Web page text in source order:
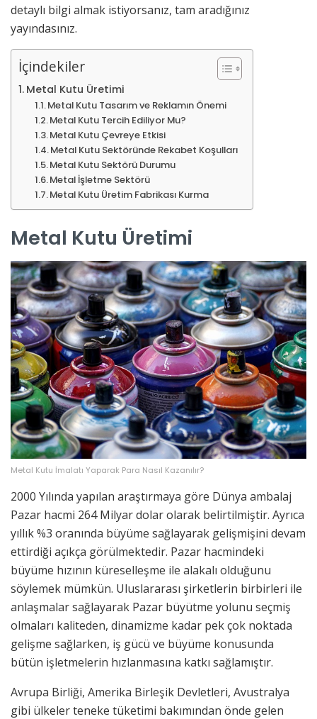
detaylı bilgi almak istiyorsanız, tam aradığınız
yayındasınız.
İçindekiler
Metal Kutu Üretimi
Metal Kutu Tasarım ve Reklamın Önemi
Metal Kutu Tercih Ediliyor Mu?
Metal Kutu Çevreye Etkisi
Metal Kutu Sektöründe Rekabet Koşulları
Metal Kutu Sektörü Durumu
Metal İşletme Sektörü
Metal Kutu Üretim Fabrikası Kurma
Metal Kutu Üretimi
Metal Kutu İmalatı Yaparak Para Nasıl Kazanılır?
2000 Yılında yapılan araştırmaya göre Dünya ambalaj
Pazar hacmi 264 Milyar dolar olarak belirtilmiştir. Ayrıca
yıllık %3 oranında büyüme sağlayarak gelişmişini devam
ettirdiği açıkça görülmektedir. Pazar hacmindeki
büyüme hızının küreselleşme ile alakalı olduğunu
söylemek mümkün. Uluslararası şirketlerin birbirleri ile
anlaşmalar sağlayarak Pazar büyütme yolunu seçmiş
olmaları kaliteden, dinamizme kadar pek çok noktada
gelişme sağlarken, iş gücü ve büyüme konusunda
bütün işletmelerin hızlanmasına katkı sağlamıştır.
Avrupa Birliği, Amerika Birleşik Devletleri, Avustralya
gibi ülkeler teneke tüketimi bakımından önde gelen